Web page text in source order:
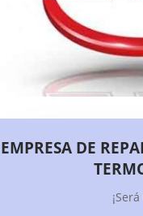
EMPRESA DE